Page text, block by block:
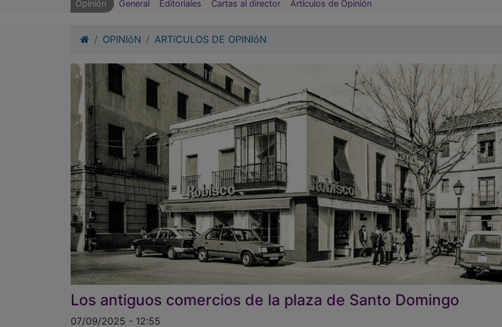
Los antiguos comercios de la plaza de Santo Domingo
07/09/2025 - 12:55
Una de las plazas más emblemáticas de Guadalajara es sin lugar a dudas la de Santo Domingo.